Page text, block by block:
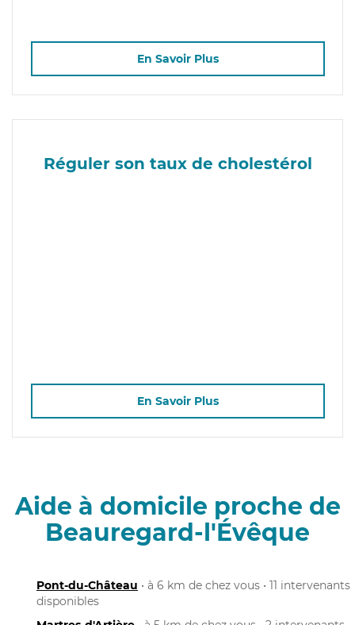
En Savoir Plus
Réguler son taux de cholestérol
En Savoir Plus
Aide à domicile proche de
Beauregard-l'Évêque
Pont-du-Château • à 6 km de chez vous • 11 intervenants
disponibles